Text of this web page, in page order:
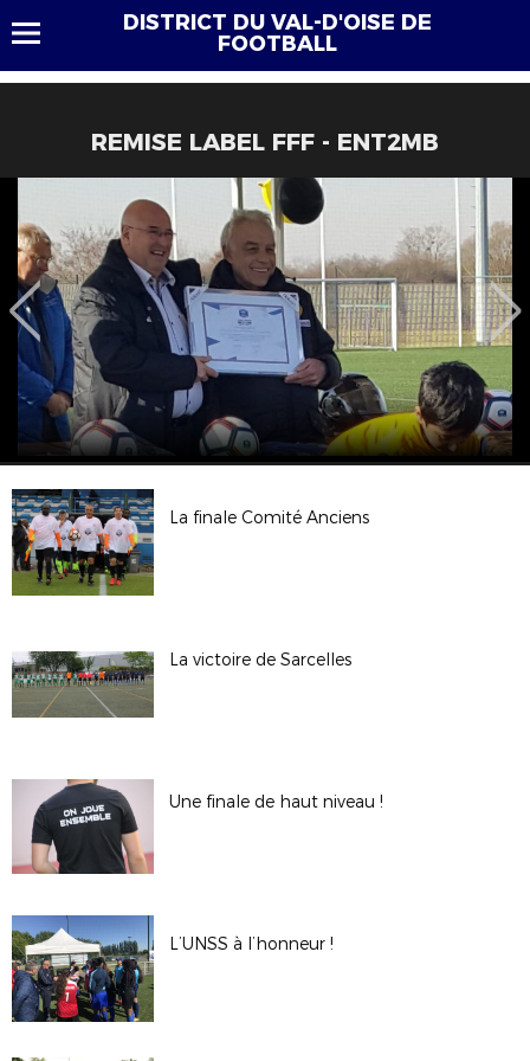
DISTRICT DU VAL-D'OISE DE
FOOTBALL
REMISE LABEL FFF - ENT2MB
La finale Comité Anciens
La victoire de Sarcelles
Une finale de haut niveau !
L’UNSS à l’honneur !